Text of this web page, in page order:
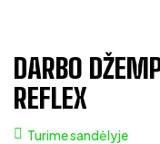
DARBO
REFLEX
Turime sandėlyje